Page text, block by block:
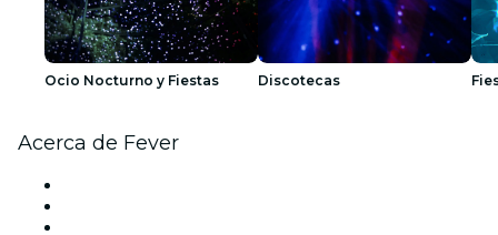
Ocio Nocturno y Fiestas Discotecas
Acerca de Fever